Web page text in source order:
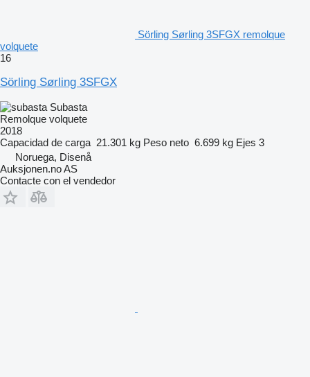
Sörling Sørling 3SFGX remolque
volquete
16
Sörling Sørling 3SFGX
Subasta
Remolque volquete
2018
Capacidad de carga 21.301 kg Peso neto 6.699 kg Ejes 3
Noruega, Disenå
Auksjonen.no AS
Contacte con el vendedor